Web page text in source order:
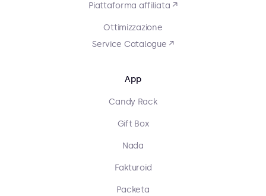
Piattaforma affiliata ↗
Ottimizzazione
Service Catalogue ↗
App
Candy Rack
Gift Box
Nada
Fakturoid
Packeta